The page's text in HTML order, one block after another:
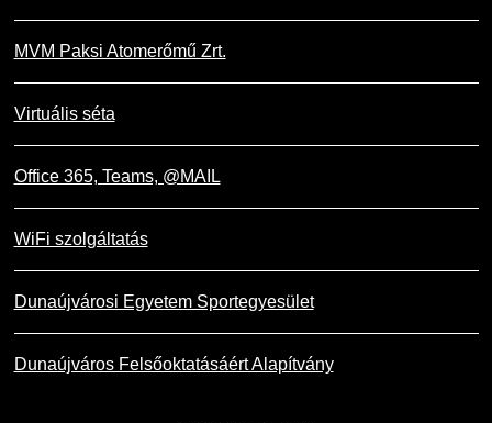
MVM Paksi Atomerőmű Zrt.
Virtuális séta
Office 365, Teams, @MAIL
WiFi szolgáltatás
Dunaújvárosi Egyetem Sportegyesület
Dunaújváros Felsőoktatásáért Alapítvány